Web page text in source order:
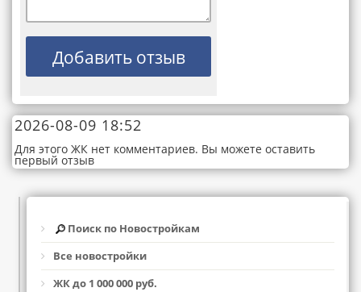
2026-08-09 18:52
Для этого ЖК нет комментариев. Вы можете оставить
первый отзыв
Поиск по Новостройкам
Все новостройки
ЖК до 1 000 000 руб.